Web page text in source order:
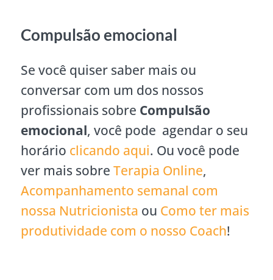
Compulsão emocional
Se você quiser saber mais ou
conversar com um dos nossos
profissionais sobre Compulsão
emocional, você pode agendar o seu
horário clicando aqui. Ou você pode
ver mais sobre Terapia Online,
Acompanhamento semanal com
nossa Nutricionista ou Como ter mais
produtividade com o nosso Coach!